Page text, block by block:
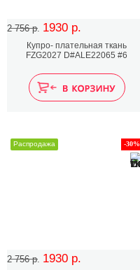
2 756 р. 1930 р.
Купро- плательная ткань
FZG2027 D#ALE22065 #6
2 756 р. 1930 р.
-30%
Распродажа